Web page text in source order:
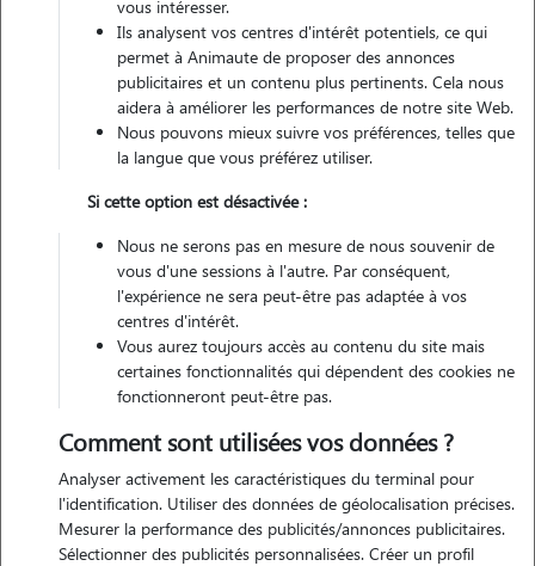
Garde animaux France Auvergne-Rhône-Alpes
Allier
Nos dog sitters à Cusset
vous intéresser.
Ils analysent vos centres d'intérêt potentiels, ce qui
permet à Animaute de proposer des annonces
publicitaires et un contenu plus pertinents. Cela nous
aidera à améliorer les performances de notre site Web.
Nous pouvons mieux suivre vos préférences, telles que
la langue que vous préférez utiliser.
Si cette option est désactivée :
Nous ne serons pas en mesure de nous souvenir de
vous d'une sessions à l'autre. Par conséquent,
l'expérience ne sera peut-être pas adaptée à vos
centres d'intérêt.
Vous aurez toujours accès au contenu du site mais
certaines fonctionnalités qui dépendent des cookies ne
fonctionneront peut-être pas.
Comment sont utilisées vos données ?
Analyser activement les caractéristiques du terminal pour
l'identification. Utiliser des données de géolocalisation précises.
Mesurer la performance des publicités/annonces publicitaires.
Sélectionner des publicités personnalisées. Créer un profil